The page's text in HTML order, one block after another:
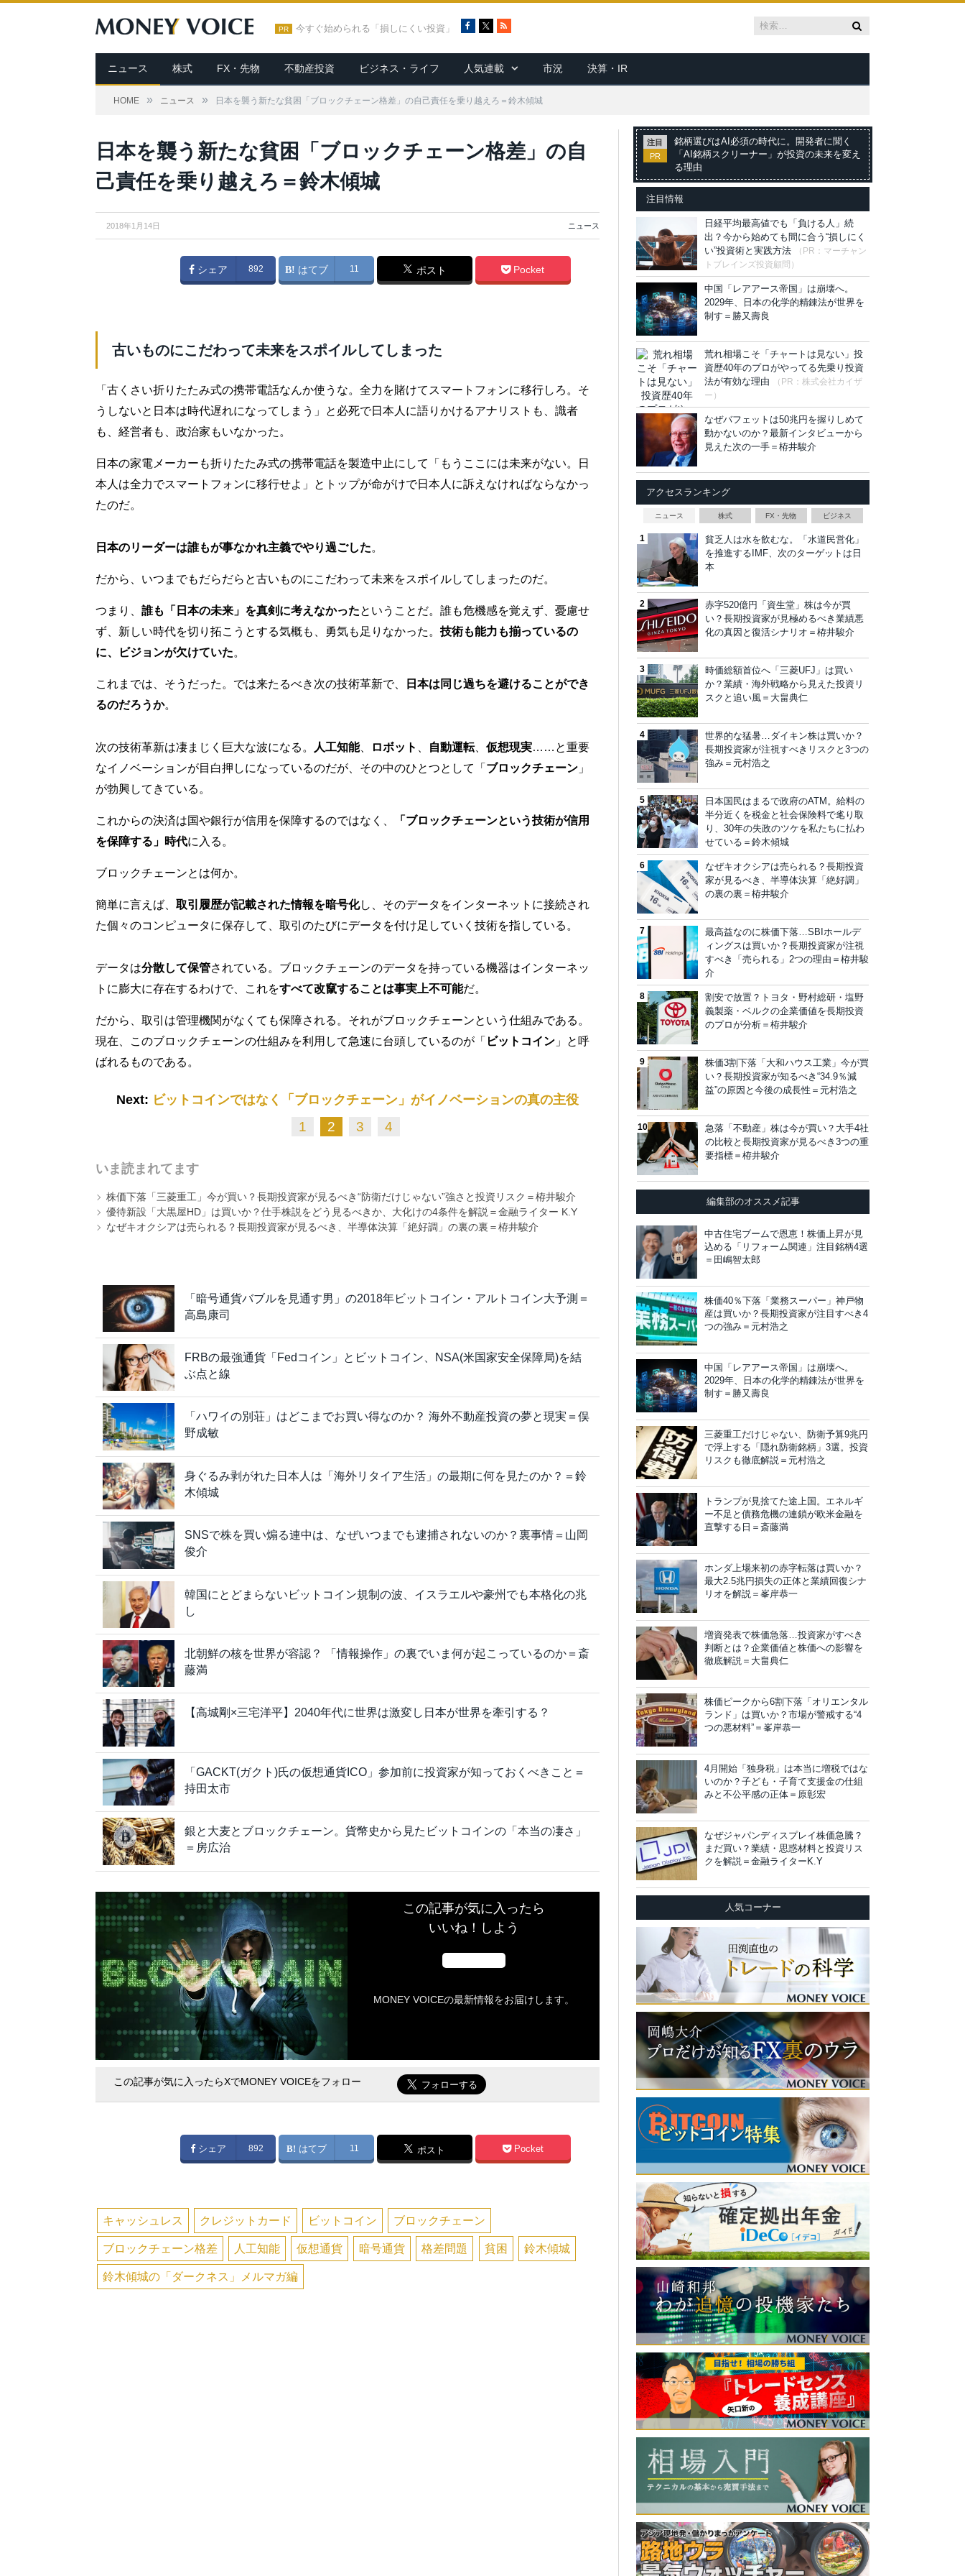
PR 今すぐ始められる「損しにくい投資」
c
e
b
o
R
S
ニュース 株式 FX・先物 不動産投資 ビジネス・ライフ 人気連載 市況 決算・IR
HOME » ニュース » 日本を襲う新たな貧困「ブロックチェーン格差」の自己責任を乗り越えろ＝鈴木傾城
日本を襲う新たな貧困「ブロックチェーン格差」の自
己責任を乗り越えろ＝鈴木傾城
2018年1月14日 ニュース
シェア 892 はてブ 11 ポスト Pocket
古いものにこだわって未来をスポイルしてしまった
「古くさい折りたたみ式の携帯電話なんか使うな。全力を賭けてスマートフォンに移行しろ。そ
うしないと日本は時代遅れになってしまう」と必死で日本人に語りかけるアナリストも、識者
も、経営者も、政治家もいなかった。
日本の家電メーカーも折りたたみ式の携帯電話を製造中止にして「もうここには未来がない。日
本人は全力でスマートフォンに移行せよ」とトップが命がけで日本人に訴えなければならなかっ
たのだ。
日本のリーダーは誰もが事なかれ主義でやり過ごした。
だから、いつまでもだらだらと古いものにこだわって未来をスポイルしてしまったのだ。
つまり、 誰も「日本の未来」を真剣に考えなかったということだ。誰も危機感を覚えず、憂慮せ
ず、新しい時代を切り拓こうとする気概も、勇気も足りなかった。 技術も能力も揃っているの
に、ビジョンが欠けていた。
これまでは、そうだった。では来たるべき次の技術革新で、
日本は同じ過ちを避けることができ
るのだろうか。
次の技術革新は凄まじく巨大な波になる。 人工知能、 ロボット 自動運転、 仮想現実……と重要
なイノベーションが目白押しになっているのだが、その中のひとつとして「 ブロックチェーン 」
が勃興してきている。
これからの決済は国や銀行が信用を保障するのではなく、
「ブロックチェーンという技術が信用
を保障する」時代に入る。
ブロックチェーンとは何か。
簡単に言えば、 取引履歴が記載された情報を暗号化し、そのデータをインターネットに接続され
た個々のコンピュータに保存して、取引のたびにデータを付け足していく技術を指している。
データは分散して保管されている。ブロックチェーンのデータを持っている機器はインターネッ
トに膨大に存在するわけで、これをすべて改竄することは事実上不可能だ。
だから、取引は管理機関がなくても保障される。それがブロックチェーンという仕組みである。
現在、このブロックチェーンの仕組みを利用して急速に台頭しているのが「 ビットコイン 」と呼
ばれるものである。
Next: ビットコインではなく「ブロックチェーン」がイノベーションの真の主役
1 2 3 4
いま読まれてます
株価下落「三菱重工」今が買い？長期投資家が見るべき“防衛だけじゃない”強さと投資リスク＝栫井駿介
優待新設「大黒屋HD」は買いか？仕手株説をどう見るべきか、大化けの4条件を解説＝金融ライター K.Y
なぜキオクシアは売られる？長期投資家が見るべき、半導体決算「絶好調」の裏の裏＝栫井駿介
「暗号通貨バブルを見通す男」の2018年ビットコイン・アルトコイン大予測＝
高島康司
FRBの最強通貨「Fedコイン」とビットコイン、NSA(米国家安全保障局)を結
ぶ点と線
「ハワイの別荘」はどこまでお買い得なのか？ 海外不動産投資の夢と現実＝俣
野成敏
身ぐるみ剥がれた日本人は「海外リタイア生活」の最期に何を見たのか？＝鈴
木傾城
SNSで株を買い煽る連中は、なぜいつまでも逮捕されないのか？裏事情＝山岡
俊介
韓国にとどまらないビットコイン規制の波、イスラエルや豪州でも本格化の兆
し
北朝鮮の核を世界が容認？ 「情報操作」の裏でいま何が起こっているのか＝斎
藤満
【高城剛×三宅洋平】2040年代に世界は激変し日本が世界を牽引する？
「GACKT(ガクト)氏の仮想通貨ICO」参加前に投資家が知っておくべきこと＝
持田太市
銀と大麦とブロックチェーン。貨幣史から見たビットコインの「本当の凄さ」
＝房広治
この記事が気に入ったら
いいね！しよう
MONEY VOICEの最新情報をお届けします。
この記事が気に入ったらXでMONEY VOICEをフォロー
シェア 892 はてブ 11 ポスト Pocket
キャッシュレス クレジットカード ビットコイン ブロックチェーン
ブロックチェーン格差 人工知能 仮想通貨 暗号通貨 格差問題 貧困 鈴木傾城
鈴木傾城の「ダークネス」メルマガ編
注目
PR
銘柄選びはAI必須の時代に。開発者に聞く
「AI銘柄スクリーナー」が投資の未来を変え
る理由
注目情報
日経平均最高値でも「負ける人」続
出？今から始めても間に合う“損しにく
い”投資術と実践方法
（PR：マーチャン
トブレインズ投資顧問）
中国「レアアース帝国」は崩壊へ。
2029年、日本の化学的精錬法が世界を
制す＝勝又壽良
荒れ相場こそ「チャートは見ない」投
資歴40年のプロがやってる先乗り投資
法が有効な理由
（PR：株式会社カイザ
ー）
なぜバフェットは50兆円を握りしめて
動かないのか？最新インタビューから
見えた次の一手＝栫井駿介
アクセスランキング
ニュース 株式 FX・先物 ビジネス
貧乏人は水を飲むな。「水道民営化」
を推進するIMF、次のターゲットは日
本
赤字520億円「資生堂」株は今が買
い？長期投資家が見極めるべき業績悪
化の真因と復活シナリオ＝栫井駿介
時価総額首位へ「三菱UFJ」は買い
か？業績・海外戦略から見えた投資リ
スクと追い風＝大畠典仁
世界的な猛暑…ダイキン株は買いか？
長期投資家が注視すべきリスクと3つの
強み＝元村浩之
日本国民はまるで政府のATM。給料の
半分近くを税金と社会保険料で毟り取
り、30年の失政のツケを私たちに払わ
せている＝鈴木傾城
なぜキオクシアは売られる？長期投資
家が見るべき、半導体決算「絶好調」
の裏の裏＝栫井駿介
最高益なのに株価下落…SBIホールデ
ィングスは買いか？長期投資家が注視
すべき「売られる」2つの理由＝栫井駿
介
割安で放置？トヨタ・野村総研・塩野
義製薬・ベルクの企業価値を長期投資
のプロが分析＝栫井駿介
株価3割下落「大和ハウス工業」今が買
い？長期投資家が知るべき“34.9％減
益”の原因と今後の成長性＝元村浩之
急落「不動産」株は今が買い？大手4社
の比較と長期投資家が見るべき3つの重
要指標＝栫井駿介
編集部のオススメ記事
中古住宅ブームで恩恵！株価上昇が見
込める「リフォーム関連」注目銘柄4選
＝田嶋智太郎
株価40％下落「業務スーパー」神戸物
産は買いか？長期投資家が注目すべき4
つの強み＝元村浩之
中国「レアアース帝国」は崩壊へ。
2029年、日本の化学的精錬法が世界を
制す＝勝又壽良
三菱重工だけじゃない、防衛予算9兆円
で浮上する「隠れ防衛銘柄」3選。投資
リスクも徹底解説＝元村浩之
トランプが見捨てた途上国。エネルギ
ー不足と債務危機の連鎖が欧米金融を
直撃する日＝斎藤満
ホンダ上場来初の赤字転落は買いか？
最大2.5兆円損失の正体と業績回復シナ
リオを解説＝峯岸恭一
増資発表で株価急落…投資家がすべき
判断とは？企業価値と株価への影響を
徹底解説＝大畠典仁
株価ピークから6割下落「オリエンタル
ランド」は買いか？市場が警戒する“4
つの悪材料”＝峯岸恭一
4月開始「独身税」は本当に増税ではな
いのか？子ども・子育て支援金の仕組
みと不公平感の正体＝原彰宏
なぜジャパンディスプレイ株価急騰？
まだ買い？業績・思惑材料と投資リス
クを解説＝金融ライターK.Y
人気コーナー